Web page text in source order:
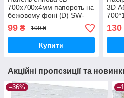
700х700х4мм папороть на
бежовому фоні (D) SW-
00001983
99 ₴ 109 ₴
Купити
3D
130
Акційні пропозиції та
–36%